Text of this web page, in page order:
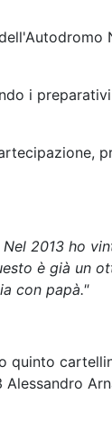
i
2013 ho
è già un
con papà."
quinto
Alessandro